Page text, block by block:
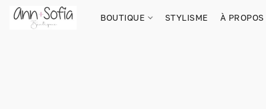
BOUTIQUE STYLISME À